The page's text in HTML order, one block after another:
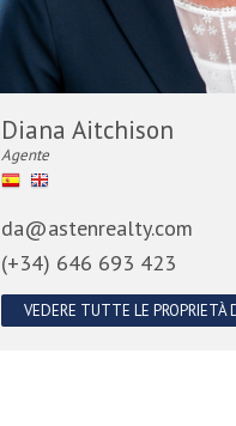
Diana Aitchison
Agente
da@astenrealty.com
(+34) 646 693 423
VEDERE TUTTE LE PROPRIETÀ